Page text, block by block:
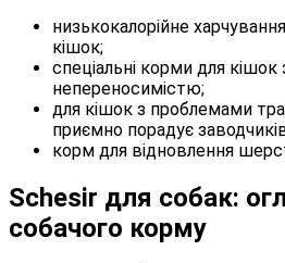
низькокалорійне
кішок;
спеціальні корми для кішок
непереносимістю;
для кішок з проблемами
приємно порадує
корм для відновлення
Schesir для собак:
собачого корму